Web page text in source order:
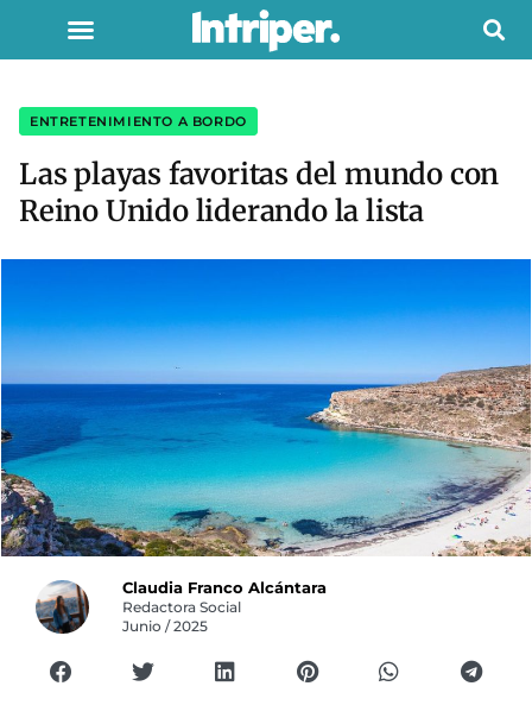
ENTRETENIMIENTO A BORDO
Las playas favoritas del mundo con
Reino Unido liderando la lista
Claudia Franco Alcántara
Redactora Social
Junio / 2025